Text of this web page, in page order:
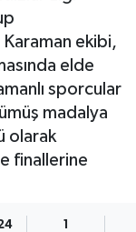
Karaman ekibi,
elde
sporcular
madalya
olarak
finallerine
1